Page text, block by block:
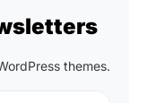
themes.